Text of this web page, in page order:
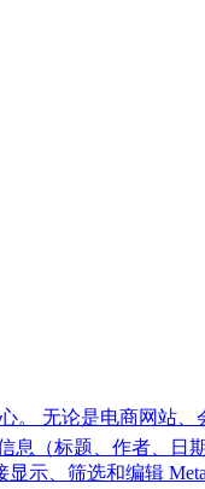
。 无论是电商网站
息（标题、作者、
示、筛选和编辑